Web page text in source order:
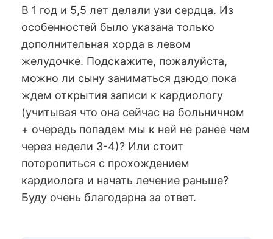
В 1 год и 5,5 лет делали узи сердца. Из
особенностей было указана только
дополнительная хорда в левом
желудочке. Подскажите, пожалуйста,
можно ли сыну заниматься дзюдо пока
ждем открытия записи к кардиологу
(учитывая что она сейчас на больничном
+ очередь попадем мы к ней не ранее чем
через недели 3-4)? Или стоит
поторопиться с прохождением
кардиолога и начать лечение раньше?
Буду очень благодарна за ответ.